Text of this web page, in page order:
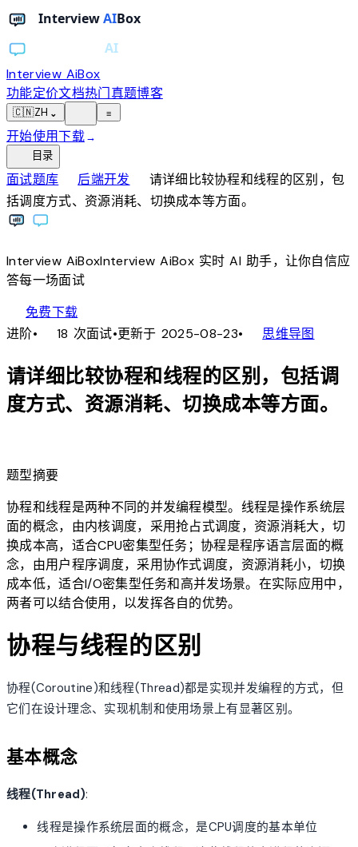
Interview AiBox
功能定价文档热门真题博客
🇨🇳ZH ⌄ ≡
开始使用下载→
目录
面试题库chevron_right后端开发chevron_right
请详细比较协程和线程的区别，包
括调度方式、资源消耗、切换成本等方面。
Interview AiBoxInterviewAiBox实时 AI 助手，让你自信应
答每一场面试
免费下载
进阶• 18 次面试•更新于 2025-08-23• account_tree思维导图
请详细比较协程和线程的区别，包括调
度方式、资源消耗、切换成本等方面。
题型摘要
协程和线程是两种不同的并发编程模型。线程是操作系统层
面的概念，由内核调度，采用抢占式调度，资源消耗大，切
换成本高，适合CPU密集型任务；协程是程序语言层面的概
念，由用户程序调度，采用协作式调度，资源消耗小，切换
成本低，适合I/O密集型任务和高并发场景。在实际应用中，
两者可以结合使用，以发挥各自的优势。
协程与线程的区别
协程(Coroutine)和线程(Thread)都是实现并发编程的方式，但
它们在设计理念、实现机制和使用场景上有显著区别。
基本概念
线程(Thread):
线程是操作系统层面的概念，是CPU调度的基本单位